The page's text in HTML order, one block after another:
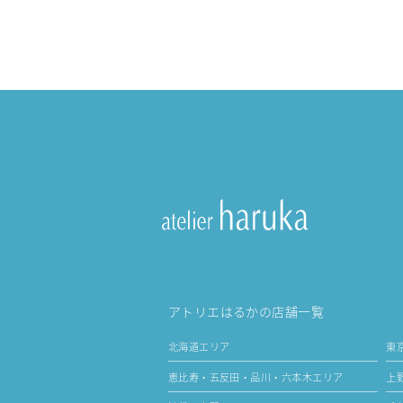
アトリエはるかの店舗一覧
北海道エリア 東
恵比寿・五反田・品川・六本木エリア 上